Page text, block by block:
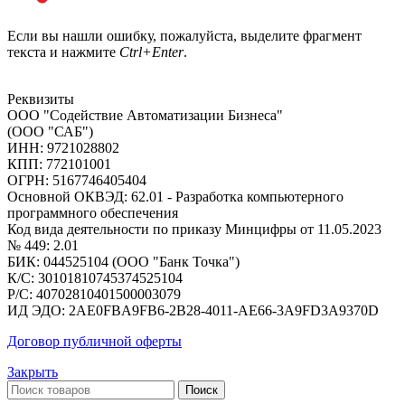
Если вы нашли ошибку, пожалуйста, выделите фрагмент
текста и нажмите Ctrl+Enter.
Реквизиты
ООО "Содействие Автоматизации Бизнеса"
(ООО "САБ")
ИНН: 9721028802
КПП: 772101001
ОГРН: 5167746405404
Основной ОКВЭД: 62.01 - Разработка компьютерного
программного обеспечения
Код вида деятельности по приказу Минцифры от 11.05.2023
№ 449: 2.01
БИК: 044525104 (ООО "Банк Точка")
К/С: 30101810745374525104
Р/С: 40702810401500003079
ИД ЭДО: 2AE0FBA9FB6-2B28-4011-AE66-3A9FD3A9370D
Договор публичной оферты
Закрыть
Поиск